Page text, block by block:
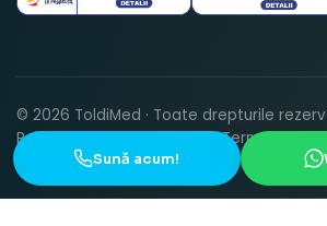
© 2026 ToldiMed · Toate drepturile
Politica de confidențialitateTermeni și
Sună acum!